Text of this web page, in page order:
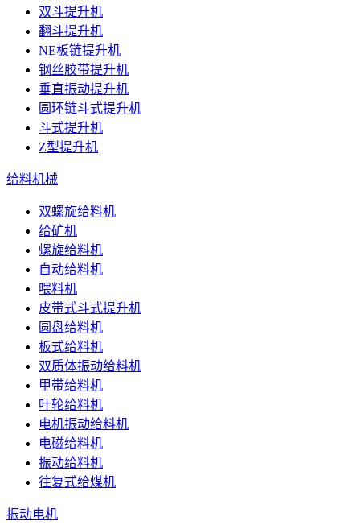
双斗提升机
翻斗提升机
NE板链提升机
钢丝胶带提升机
垂直振动提升机
圆环链斗式提升机
斗式提升机
Z型提升机
给料机械
双螺旋给料机
给矿机
螺旋给料机
自动给料机
喂料机
皮带式斗式提升机
圆盘给料机
板式给料机
双质体振动给料机
甲带给料机
叶轮给料机
电机振动给料机
电磁给料机
振动给料机
往复式给煤机
振动电机